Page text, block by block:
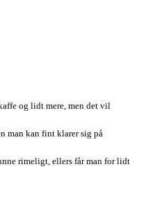
og lidt mere, men det vil
man kan fint klarer sig på
rimeligt, ellers får man for lidt